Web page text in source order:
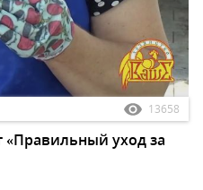
13658
уход за